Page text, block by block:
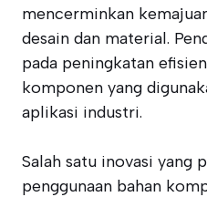
mencerminkan
desain dan material.
pada peningkatan
komponen yang
aplikasi industri.
Salah satu inovasi yang
penggunaan bahan